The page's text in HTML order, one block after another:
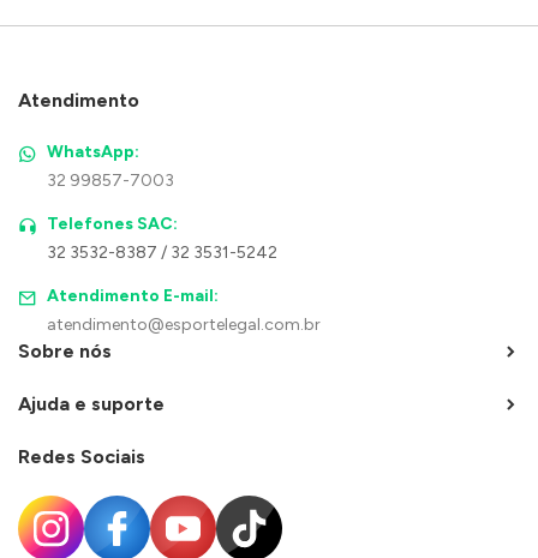
Atendimento
WhatsApp:
32 99857-7003
Telefones SAC:
32 3532-8387 / 32 3531-5242
Atendimento E-mail:
atendimento@esportelegal.com.br
Sobre nós
Ajuda e suporte
Redes Sociais